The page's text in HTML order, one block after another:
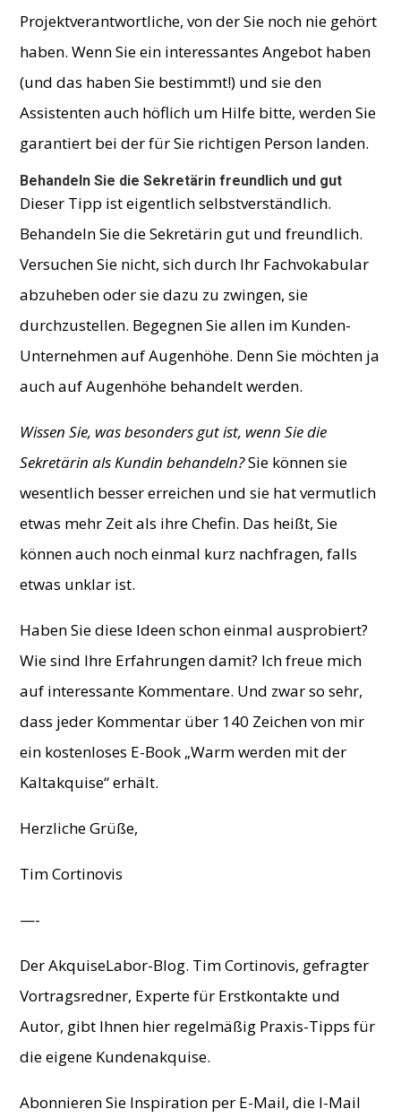
Projektverantwortliche, von der Sie noch nie gehört
haben. Wenn Sie ein interessantes Angebot haben
(und das haben Sie bestimmt!) und sie den
Assistenten auch höflich um Hilfe bitte, werden Sie
garantiert bei der für Sie richtigen Person landen.
Behandeln Sie die Sekretärin freundlich und gut
Dieser Tipp ist eigentlich selbstverständlich.
Behandeln Sie die Sekretärin gut und freundlich.
Versuchen Sie nicht, sich durch Ihr Fachvokabular
abzuheben oder sie dazu zu zwingen, sie
durchzustellen. Begegnen Sie allen im Kunden-
Unternehmen auf Augenhöhe. Denn Sie möchten ja
auch auf Augenhöhe behandelt werden.
Wissen Sie, was besonders gut ist, wenn Sie die
Sekretärin als Kundin behandeln?Sie können sie
wesentlich besser erreichen und sie hat vermutlich
etwas mehr Zeit als ihre Chefin. Das heißt, Sie
können auch noch einmal kurz nachfragen, falls
etwas unklar ist.
Haben Sie diese Ideen schon einmal ausprobiert?
Wie sind Ihre Erfahrungen damit? Ich freue mich
auf interessante Kommentare. Und zwar so sehr,
dass jeder Kommentar über 140 Zeichen von mir
ein kostenloses E-Book „Warm werden mit der
Kaltakquise“ erhält.
Herzliche Grüße,
Tim Cortinovis
—-
Der AkquiseLabor-Blog. Tim Cortinovis, gefragter
Vortragsredner, Experte für Erstkontakte und
Autor, gibt Ihnen hier regelmäßig Praxis-Tipps für
die eigene Kundenakquise.
Abonnieren Sie Inspiration per E-Mail, die I-Mail